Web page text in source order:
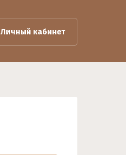
Личный кабинет